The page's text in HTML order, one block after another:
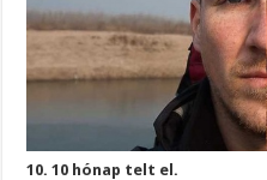
10. 10 hónap telt el.